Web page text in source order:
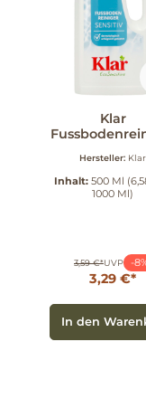
Klar
Hersteller: Klar
Inhalt: 500 Ml
1000 Ml)
3,59 €*UVP -
3,29 €*
In den